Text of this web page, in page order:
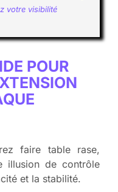
votre visibilité
POUR
faire table rase,
illusion de contrôle
et la stabilité.